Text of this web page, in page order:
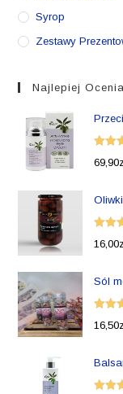
Syrop
Zestawy
Najlepiej
69,90
16,00
Sól
16,50